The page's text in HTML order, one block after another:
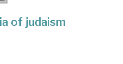
of judaism